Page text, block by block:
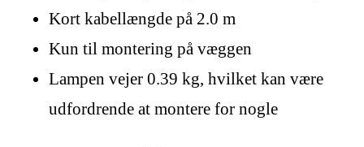
Kort kabellængde på 2.0 m
Kun til montering på væggen
Lampen vejer 0.39 kg, hvilket kan være
udfordrende at montere for nogle